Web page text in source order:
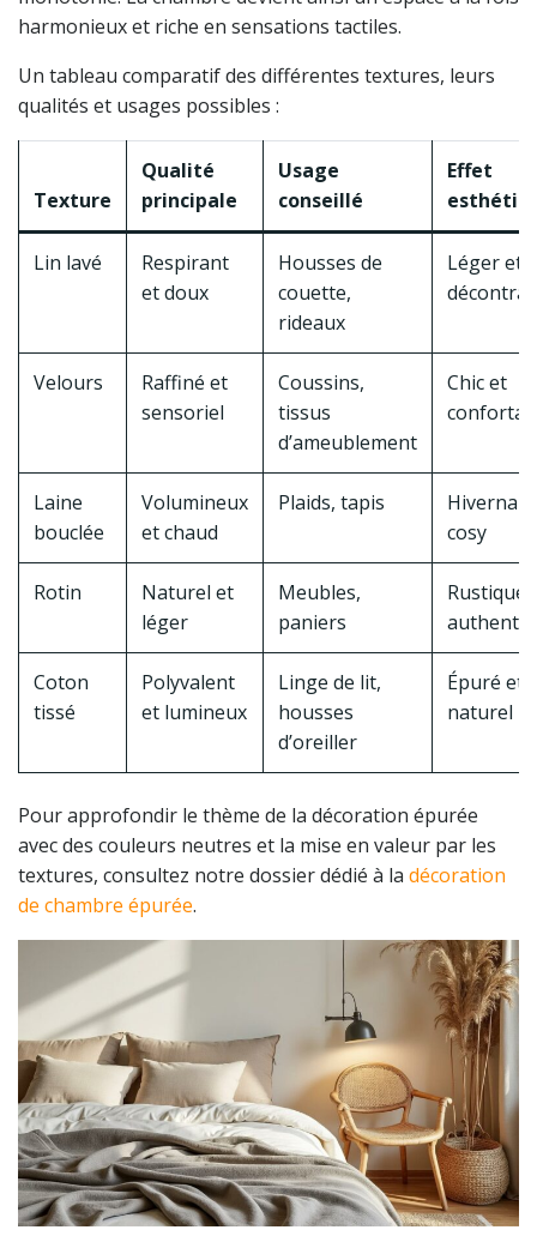
harmonieux et riche en sensations tactiles.
Un tableau comparatif des différentes textures, leurs
qualités et usages possibles :
Texture
Qualité
principale
Usage
conseillé
Effet
Lin lavé
Respirant
et doux
Housses de
couette,
rideaux
Léger et
Velours
Raffiné et
sensoriel
Coussins,
tissus
d’ameublement
Chic et
Laine
bouclée
Volumineux
et chaud
Plaids, tapis
Hivernal
cosy
Rotin
Naturel et
léger
Meubles,
paniers
Rustique
Coton
tissé
Polyvalent
et lumineux
Linge de lit,
housses
d’oreiller
Épuré et
naturel
Pour approfondir le thème de la décoration épurée
avec des couleurs neutres et la mise en valeur par les
textures, consultez notre dossier dédié à la décoration
de chambre épurée.